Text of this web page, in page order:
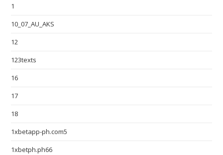
1
10_07_AU_AKS
12
123texts
16
17
18
1xbetapp-ph.com5
1xbetph.ph66